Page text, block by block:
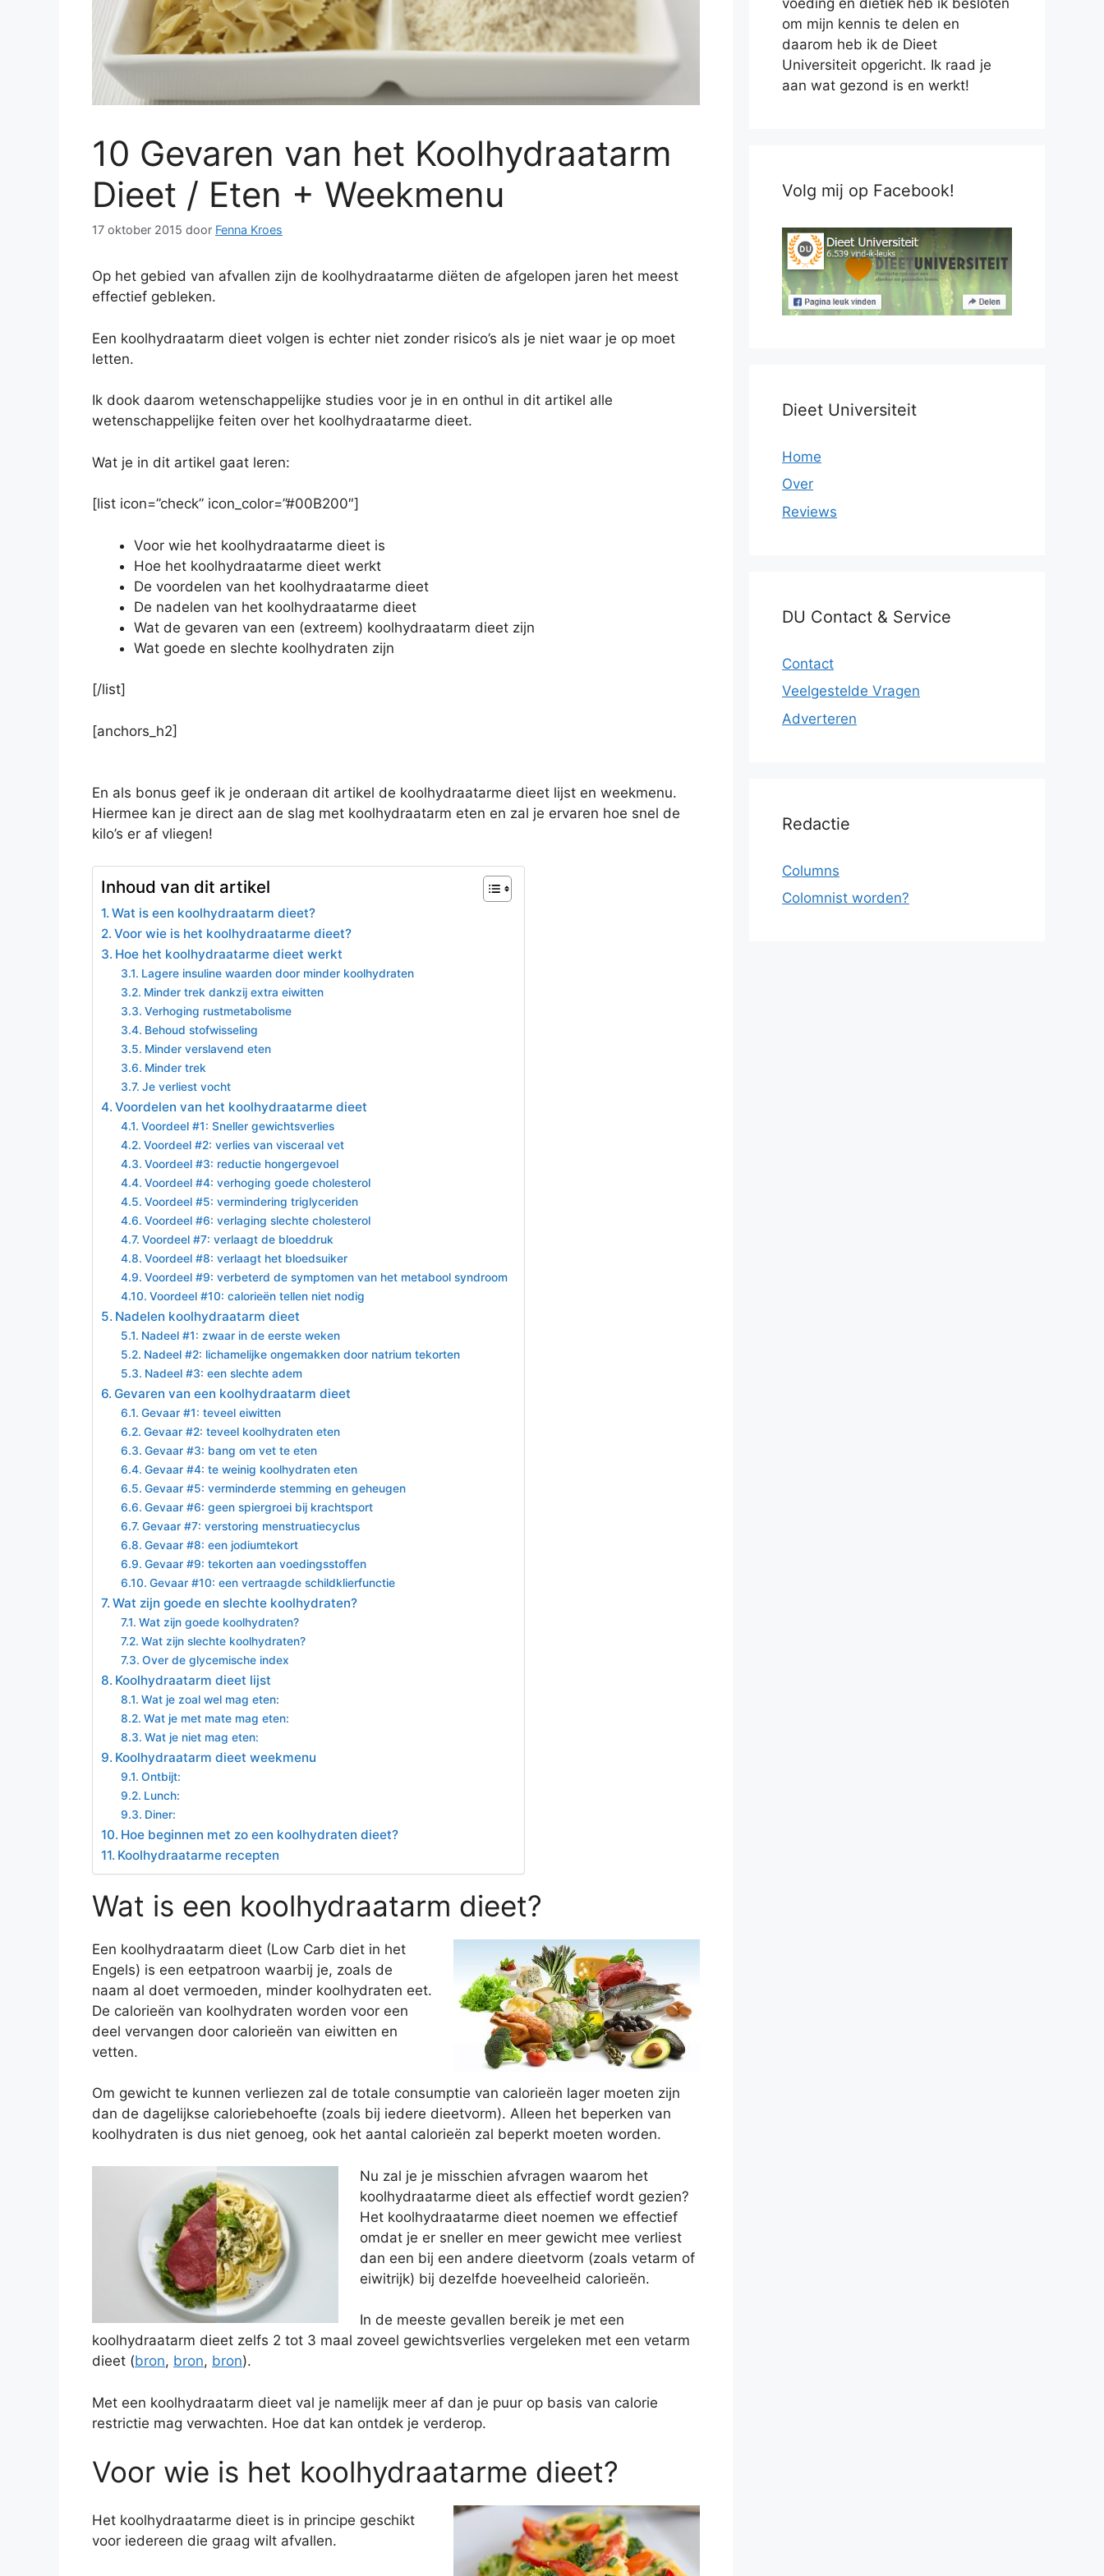
10 Gevaren van het Koolhydraatarm
Dieet / Eten + Weekmenu
17 oktober 2015 door Fenna Kroes
Op het gebied van afvallen zijn de koolhydraatarme diëten de afgelopen jaren het meest
effectief gebleken.
Een koolhydraatarm dieet volgen is echter niet zonder risico’s als je niet waar je op moet
letten.
Ik dook daarom wetenschappelijke studies voor je in en onthul in dit artikel alle
wetenschappelijke feiten over het koolhydraatarme dieet.
Wat je in dit artikel gaat leren:
[list icon=”check” icon_color=”#00B200″]
Voor wie het koolhydraatarme dieet is
Hoe het koolhydraatarme dieet werkt
De voordelen van het koolhydraatarme dieet
De nadelen van het koolhydraatarme dieet
Wat de gevaren van een (extreem) koolhydraatarm dieet zijn
Wat goede en slechte koolhydraten zijn
[/list]
[anchors_h2]
En als bonus geef ik je onderaan dit artikel de koolhydraatarme dieet lijst en weekmenu.
Hiermee kan je direct aan de slag met koolhydraatarm eten en zal je ervaren hoe snel de
kilo’s er af vliegen!
Inhoud van dit artikel
Wat is een koolhydraatarm dieet?
Voor wie is het koolhydraatarme dieet?
Hoe het koolhydraatarme dieet werkt
Lagere insuline waarden door minder koolhydraten
Minder trek dankzij extra eiwitten
Verhoging rustmetabolisme
Behoud stofwisseling
Minder verslavend eten
Minder trek
Je verliest vocht
Voordelen van het koolhydraatarme dieet
Voordeel #1: Sneller gewichtsverlies
Voordeel #2: verlies van visceraal vet
Voordeel #3: reductie hongergevoel
Voordeel #4: verhoging goede cholesterol
Voordeel #5: vermindering triglyceriden
Voordeel #6: verlaging slechte cholesterol
Voordeel #7: verlaagt de bloeddruk
Voordeel #8: verlaagt het bloedsuiker
Voordeel #9: verbeterd de symptomen van het metabool syndroom
Voordeel #10: calorieën tellen niet nodig
Nadelen koolhydraatarm dieet
Nadeel #1: zwaar in de eerste weken
Nadeel #2: lichamelijke ongemakken door natrium tekorten
Nadeel #3: een slechte adem
Gevaren van een koolhydraatarm dieet
Gevaar #1: teveel eiwitten
Gevaar #2: teveel koolhydraten eten
Gevaar #3: bang om vet te eten
Gevaar #4: te weinig koolhydraten eten
Gevaar #5: verminderde stemming en geheugen
Gevaar #6: geen spiergroei bij krachtsport
Gevaar #7: verstoring menstruatiecyclus
Gevaar #8: een jodiumtekort
Gevaar #9: tekorten aan voedingsstoffen
Gevaar #10: een vertraagde schildklierfunctie
Wat zijn goede en slechte koolhydraten?
Wat zijn goede koolhydraten?
Wat zijn slechte koolhydraten?
Over de glycemische index
Koolhydraatarm dieet lijst
Wat je zoal wel mag eten:
Wat je met mate mag eten:
Wat je niet mag eten:
Koolhydraatarm dieet weekmenu
Ontbijt:
Lunch:
Diner:
Hoe beginnen met zo een koolhydraten dieet?
Koolhydraatarme recepten
Wat is een koolhydraatarm dieet?
Een koolhydraatarm dieet (Low Carb diet in het
Engels) is een eetpatroon waarbij je, zoals de
naam al doet vermoeden, minder koolhydraten eet.
De calorieën van koolhydraten worden voor een
deel vervangen door calorieën van eiwitten en
vetten.
Om gewicht te kunnen verliezen zal de totale consumptie van calorieën lager moeten zijn
dan de dagelijkse caloriebehoefte (zoals bij iedere dieetvorm). Alleen het beperken van
koolhydraten is dus niet genoeg, ook het aantal calorieën zal beperkt moeten worden.
Nu zal je je misschien afvragen waarom het
koolhydraatarme dieet als effectief wordt gezien?
Het koolhydraatarme dieet noemen we effectief
omdat je er sneller en meer gewicht mee verliest
dan een bij een andere dieetvorm (zoals vetarm of
eiwitrijk) bij dezelfde hoeveelheid calorieën.
In de meeste gevallen bereik je met een
koolhydraatarm dieet zelfs 2 tot 3 maal zoveel gewichtsverlies vergeleken met een vetarm
dieet (bron, bron, bron).
Met een koolhydraatarm dieet val je namelijk meer af dan je puur op basis van calorie
restrictie mag verwachten. Hoe dat kan ontdek je verderop.
Voor wie is het koolhydraatarme dieet?
Het koolhydraatarme dieet is in principe geschikt
voor iedereen die graag wilt afvallen.
om mijn kennis te delen en
daarom heb ik de Dieet
Universiteit opgericht. Ik raad je
aan wat gezond is en werkt!
Volg mij op Facebook!
Dieet Universiteit
Home
Over
Reviews
DU Contact & Service
Contact
Veelgestelde Vragen
Adverteren
Redactie
Columns
Colomnist worden?